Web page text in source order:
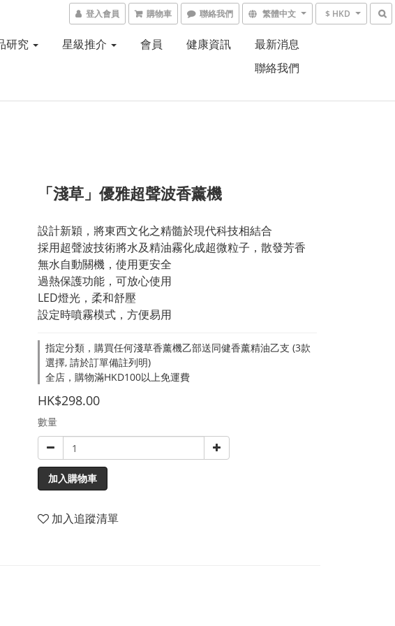
登入會員 購物車 聯絡我們 繁體中文 $ HKD
研究 星級推介 會員 健康資訊
最新消息
聯絡我們
「淺草」優雅超聲波香薰機
設計新穎，將東西文化之精髓於現代科技相結合
採用超聲波技術將水及精油霧化成超微粒子，散發芳香
無水自動關機，使用更安全
過熱保護功能，可放心使用
LED燈光，柔和舒壓
設定時噴霧模式，方便易用
指定分類，購買任何淺草香薰機乙部送同健香薰精油乙支 (3款
選擇, 請於訂單備註列明)
全店，購物滿HKD100以上免運費
HK$298.00
數量
加入購物車
加入追蹤清單